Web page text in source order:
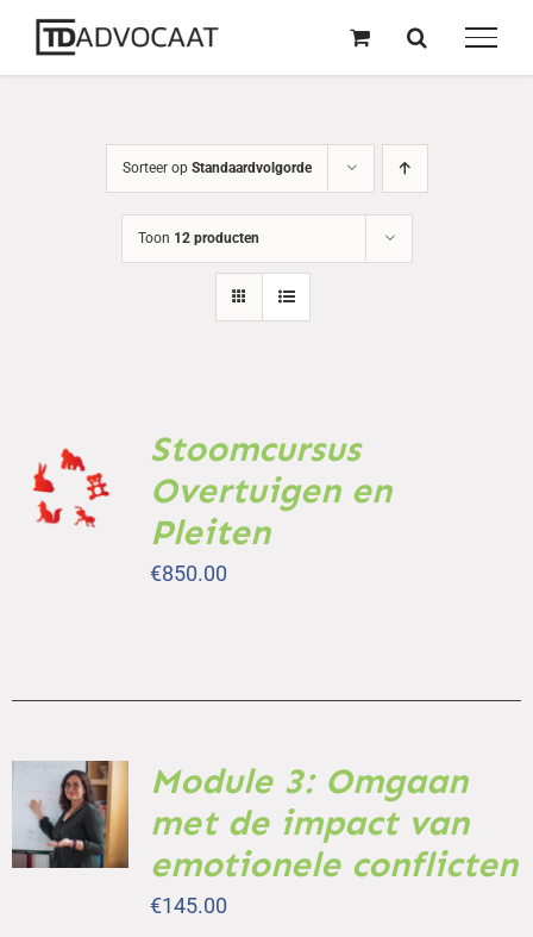
naar
inhoud
Sorteer op Standaardvolgorde
Toon 12 producten
AAN
WINKELWAGEN
Stoomcursus
Overtuigen en
Pleiten
€850.00
TOEVOEGEN
AAN
WINKELWAGEN
/
DETAILS
Module 3: Omgaan
met de impact van
emotionele conflicten
€145.00